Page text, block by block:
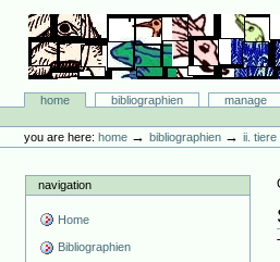
content.
navigation
Bibliographie-Portal
Sectionshome bibliographien manage
tools
you are here: home →bibliographien →ii. tiere
navigation
Home
Bibliographien